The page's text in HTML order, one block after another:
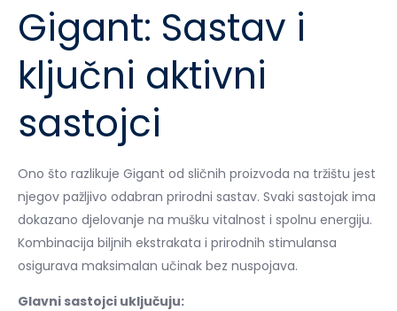
Gigant: Sastav i
ključni aktivni
sastojci
Ono što razlikuje Gigant od sličnih proizvoda na tržištu jest
njegov pažljivo odabran prirodni sastav. Svaki sastojak ima
dokazano djelovanje na mušku vitalnost i spolnu energiju.
Kombinacija biljnih ekstrakata i prirodnih stimulansa
osigurava maksimalan učinak bez nuspojava.
Glavni sastojci uključuju: